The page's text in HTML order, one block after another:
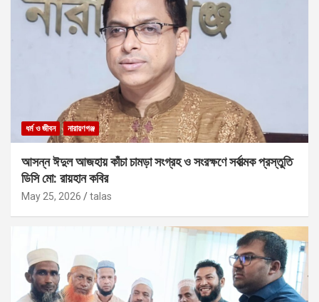
ধর্ম ও জীবন নারায়ণগঞ্জ
আসন্ন ঈদুল আজহায় কাঁচা চামড়া সংগ্রহ ও সংরক্ষণে সর্বাত্মক প্রস্তুতি
ডিসি মো: রায়হান কবির
May 25, 2026 talas